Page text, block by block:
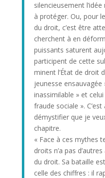
silencieusement
à protéger. Ou, pour
du droit, c’est être
cherchent à en
puissants saturent
participent de cette
minent l’État de droit
jeunesse ensauvagée
inassimilable » et
fraude sociale ».
démystifier que je
chapitre.
« Face à ces mythes
droits n’a pas
du droit. Sa bataille
celle des chiffres : il